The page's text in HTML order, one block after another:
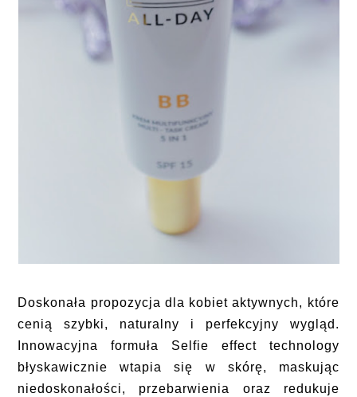
Doskonała propozycja dla kobiet aktywnych, które
cenią szybki, naturalny i perfekcyjny wygląd.
Innowacyjna formuła Selfie effect technology
błyskawicznie wtapia się w skórę, maskując
niedoskonałości, przebarwienia oraz redukuje